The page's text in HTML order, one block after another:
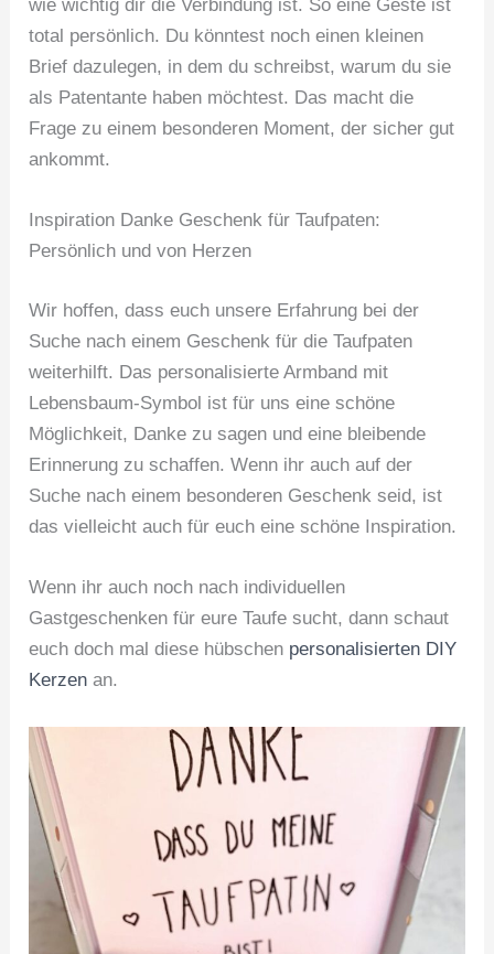
wie wichtig dir die Verbindung ist. So eine Geste ist
total persönlich. Du könntest noch einen kleinen
Brief dazulegen, in dem du schreibst, warum du sie
als Patentante haben möchtest. Das macht die
Frage zu einem besonderen Moment, der sicher gut
ankommt.
Inspiration Danke Geschenk für Taufpaten:
Persönlich und von Herzen
Wir hoffen, dass euch unsere Erfahrung bei der
Suche nach einem Geschenk für die Taufpaten
weiterhilft. Das personalisierte Armband mit
Lebensbaum-Symbol ist für uns eine schöne
Möglichkeit, Danke zu sagen und eine bleibende
Erinnerung zu schaffen. Wenn ihr auch auf der
Suche nach einem besonderen Geschenk seid, ist
das vielleicht auch für euch eine schöne Inspiration.
Wenn ihr auch noch nach individuellen
Gastgeschenken für eure Taufe sucht, dann schaut
euch doch mal diese hübschen personalisierten DIY
Kerzenan.